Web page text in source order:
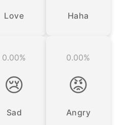
Love Haha
0.00%
😢
Sad
0.00%
😡
Angry